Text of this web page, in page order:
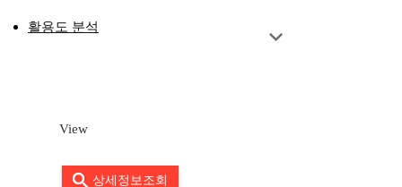
활용도 분석
View
상세정보조회